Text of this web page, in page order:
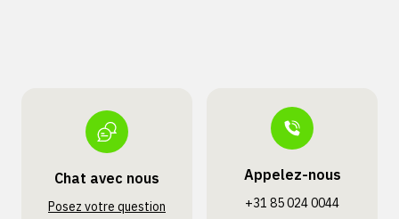
Chat avec nous
Posez votre question
Appelez-nous
+31 85 024 0044